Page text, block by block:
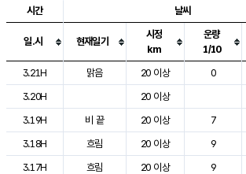
도시별 기상실황표로 지점, 날씨, 기온, 강수, 바
시간 날씨
일.시 현재일기
시정
km
운량
1/10
3.21H
맑음 20 이상 0
3.20H
20 이상
3.19H
비 끝 20 이상 7
3.18H
흐림 20 이상 9
3.17H
흐림 20 이상 9